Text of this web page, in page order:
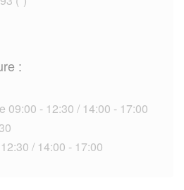
:
09:00 - 12:30 / 14:00 - 17:00
/ 14:00 - 17:00